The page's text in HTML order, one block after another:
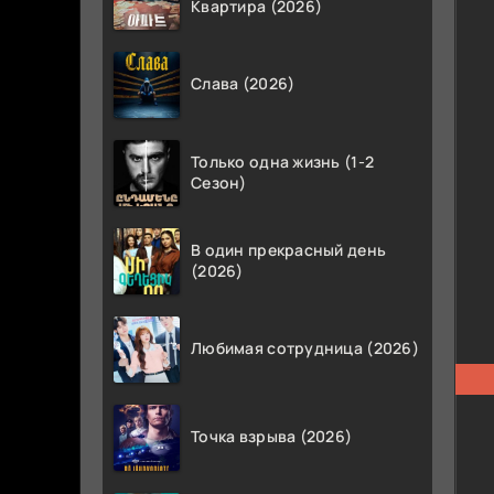
Квартира (2026)
Слава (2026)
Только одна жизнь (1-2
Сезон)
В один прекрасный день
(2026)
Любимая сотрудница (2026)
Точка взрыва (2026)